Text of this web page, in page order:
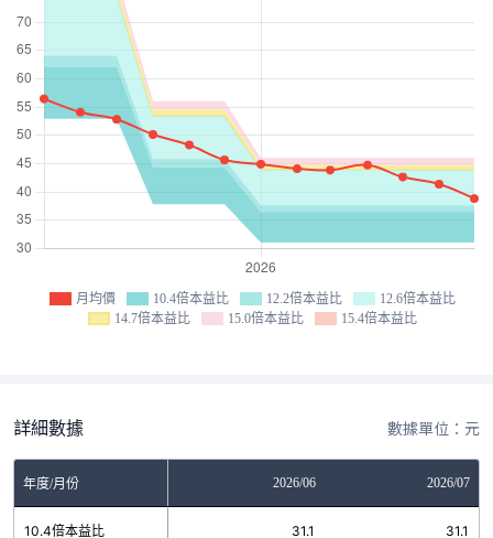
月均價 10.4倍本益比 12.2倍本益比
12.6倍本益比
14.7倍本益比
15.0倍本益比 15.4倍本益比
詳細數據 數據單位：元
年度/月份 2026/06 2026/07
10.4倍本益比 31.1 31.1